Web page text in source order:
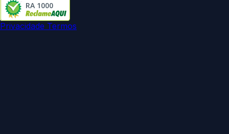
RA 1000
Privacidade Termos